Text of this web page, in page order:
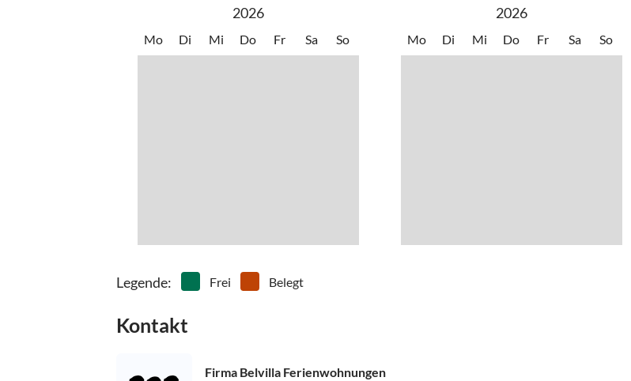
2026
Mo Di Mi Do Fr Sa So
2026
Mo Di Mi Do Fr Sa So
Legende: Frei Belegt
Kontakt
Firma Belvilla Ferienwohnungen